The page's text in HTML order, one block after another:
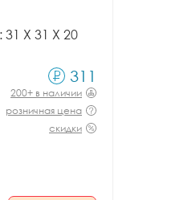
X 31 X 20
311
200+ в наличии
розничная цена
скидки